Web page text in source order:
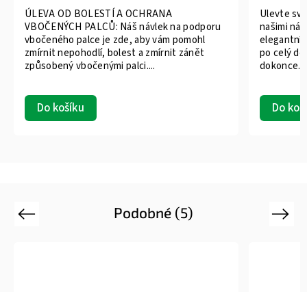
OD BOLESTÍ A OCHRANA
PALCŮ: Náš návlek na podporu
palce je zde, aby vám pomohl
nepohodlí, bolest a zmírnit zánět
vbočenými palci....
Ulevte svým
našimi návleky pro
elegantní a
po celý den pod
Podobné (5)
Previous Next